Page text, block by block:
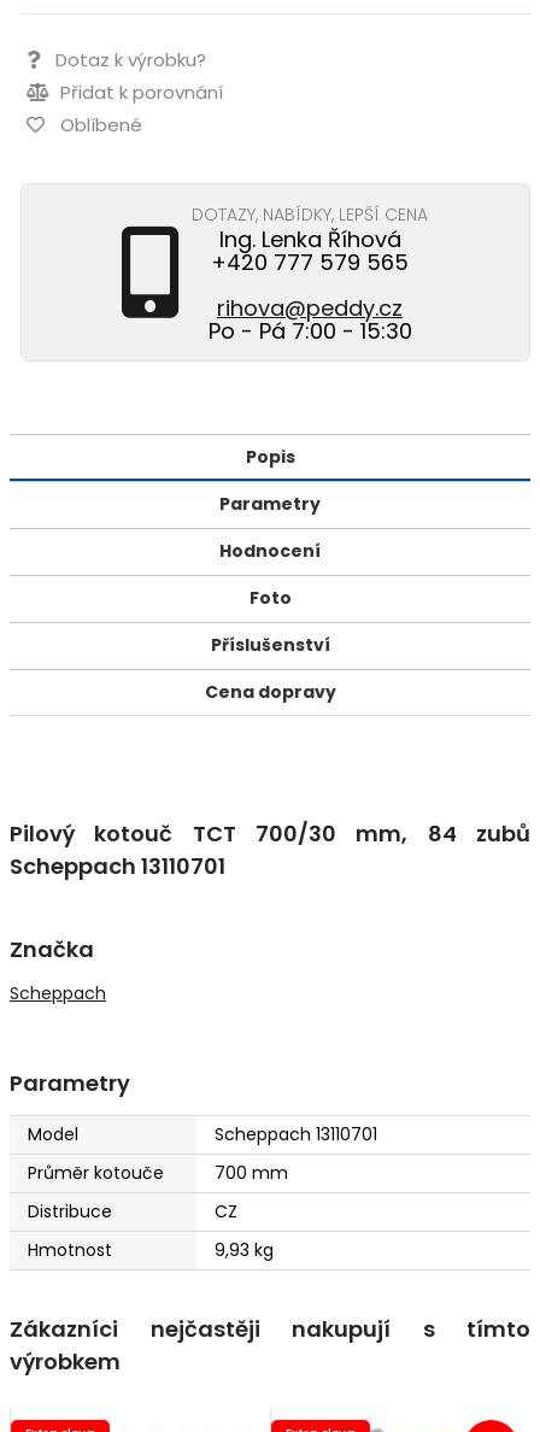
Dotaz k výrobku?
Přidat k porovnání
Oblíbené
DOTAZY, NABÍDKY, LEPŠÍ CENA
Ing. Lenka Říhová
+420 777 579 565
rihova@peddy.cz
Po - Pá 7:00 - 15:30
Popis
Parametry
Hodnocení
Foto
Příslušenství
Cena dopravy
Pilový kotouč TCT 700/30 mm, 84 zubů
Scheppach 13110701
Značka
Scheppach
Parametry
Model
Scheppach 13110701
Průměr kotouče
700 mm
Distribuce
CZ
Hmotnost
9,93 kg
Zákazníci nejčastěji nakupují s tímto
výrobkem